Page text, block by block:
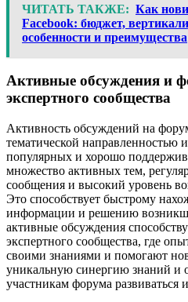
ЧИТАТЬ ТАКЖЕ: Как
Facebook: бюджет,
особенности и преимущества
Активные обсуждения и
экспертного сообщества
Активность обсуждений на
тематической направленностью
популярных и хорошо
множество активных тем,
сообщения и высокий уровень
Это способствует быстрому
информации и решению
активные обсуждения
экспертного сообщества, где
своими знаниями и помогают
уникальную синергию знаний и
участникам форума развиваться